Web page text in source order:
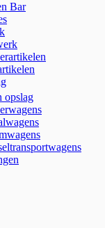
Bar
opslag